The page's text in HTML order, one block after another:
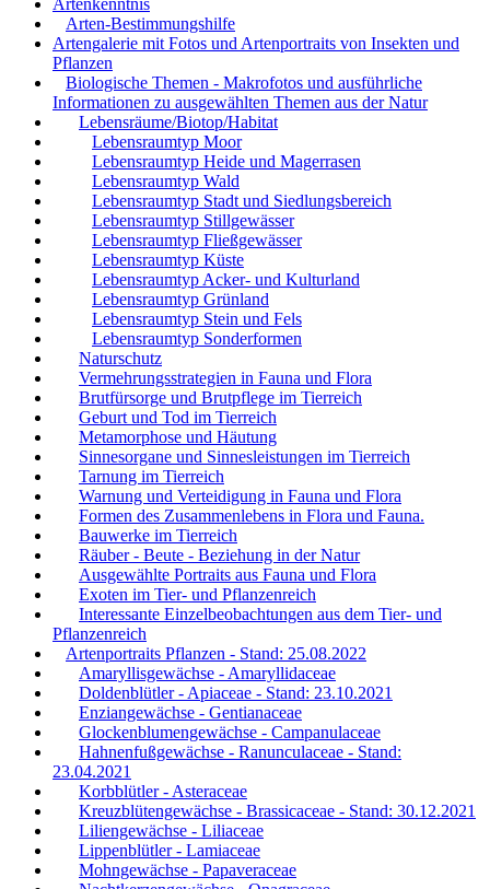
Artenkenntnis
Arten-Bestimmungshilfe
Artengalerie mit Fotos und Artenportraits von Insekten und
Pflanzen
Biologische Themen - Makrofotos und ausführliche
Informationen zu ausgewählten Themen aus der Natur
Lebensräume/Biotop/Habitat
Lebensraumtyp Moor
Lebensraumtyp Heide und Magerrasen
Lebensraumtyp Wald
Lebensraumtyp Stadt und Siedlungsbereich
Lebensraumtyp Stillgewässer
Lebensraumtyp Fließgewässer
Lebensraumtyp Küste
Lebensraumtyp Acker- und Kulturland
Lebensraumtyp Grünland
Lebensraumtyp Stein und Fels
Lebensraumtyp Sonderformen
Naturschutz
Vermehrungsstrategien in Fauna und Flora
Brutfürsorge und Brutpflege im Tierreich
Geburt und Tod im Tierreich
Metamorphose und Häutung
Sinnesorgane und Sinnesleistungen im Tierreich
Tarnung im Tierreich
Warnung und Verteidigung in Fauna und Flora
Formen des Zusammenlebens in Flora und Fauna.
Bauwerke im Tierreich
Räuber - Beute - Beziehung in der Natur
Ausgewählte Portraits aus Fauna und Flora
Exoten im Tier- und Pflanzenreich
Interessante Einzelbeobachtungen aus dem Tier- und
Pflanzenreich
Artenportraits Pflanzen - Stand: 25.08.2022
Amaryllisgewächse - Amaryllidaceae
Doldenblütler - Apiaceae - Stand: 23.10.2021
Enziangewächse - Gentianaceae
Glockenblumengewächse - Campanulaceae
Hahnenfußgewächse - Ranunculaceae - Stand:
23.04.2021
Korbblütler - Asteraceae
Kreuzblütengewächse - Brassicaceae - Stand: 30.12.2021
Liliengewächse - Liliaceae
Lippenblütler - Lamiaceae
Mohngewächse - Papaveraceae